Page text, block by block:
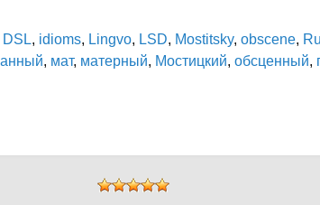
DSL, idioms, Lingvo, LSD, Mostitsky, obscene,
, мат, матерный, Мостицкий, обсценный,